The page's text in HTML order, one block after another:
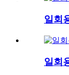
일회
일회